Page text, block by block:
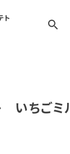
ト
いちごミ